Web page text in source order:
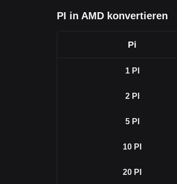
PI in AMD konvertieren
Pi
1 PI
2 PI
5 PI
10 PI
20 PI